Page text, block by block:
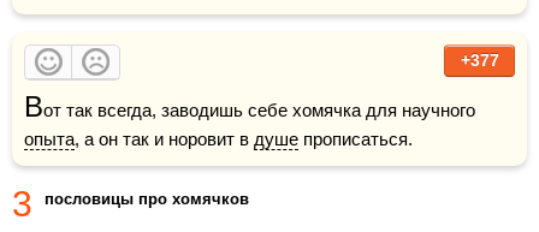
+377
В
опыта, а он так и норовит в душе прописаться.
3 пословицы про хомячков